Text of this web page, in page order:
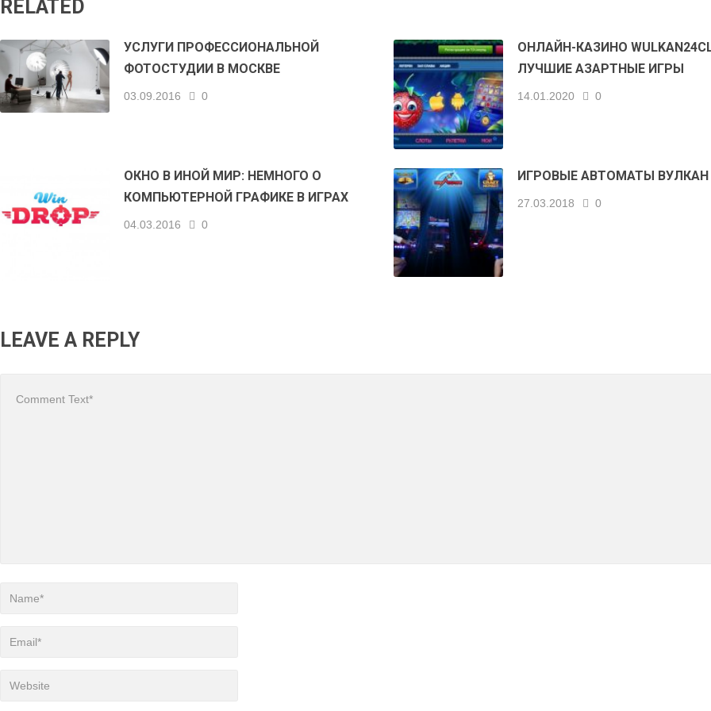
RELATED
УСЛУГИ ПРОФЕССИОНАЛЬНОЙ
ФОТОСТУДИИ В МОСКВЕ
03.09.2016 0
ОНЛАЙН-КАЗИНО
ЛУЧШИЕ АЗАРТНЫЕ ИГРЫ
14.01.2020 0
ОКНО В ИНОЙ МИР: НЕМНОГО О
КОМПЬЮТЕРНОЙ ГРАФИКЕ В ИГРАХ
04.03.2016 0
ИГРОВЫЕ АВТОМАТЫ ВУЛКАН
27.03.2018 0
LEAVE A REPLY